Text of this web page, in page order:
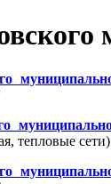
тепловые